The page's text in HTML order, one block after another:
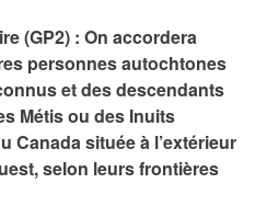
(GP2) : On accordera
personnes autochtones
et des descendants
Métis ou des Inuits
Canada située à l’extérieur
selon leurs frontières